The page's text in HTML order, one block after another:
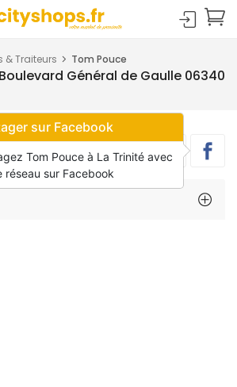
& Traiteurs Tom Pouce
Général de Gaulle 06340
sur Facebook
Tom Pouce à La Trinité avec
réseau sur Facebook